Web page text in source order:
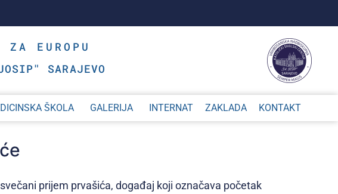
EUROPU
SARAJEVO
ŠKOLA GALERIJA INTERNAT ZAKLADA KONTAKT
prijem prvašića, događaj koji označava početak